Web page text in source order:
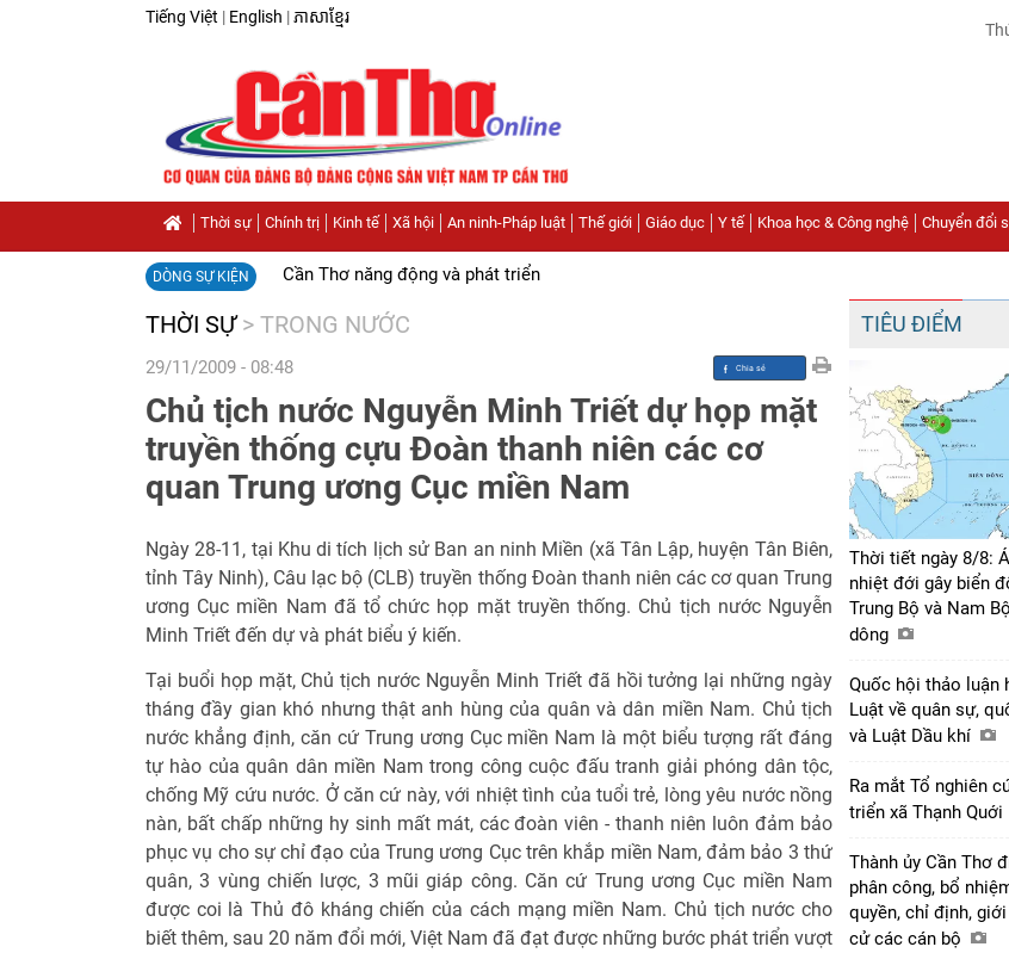
Tiếng Việt | English | ភាសាខ្មែរ
Thời sự Chính trị Kinh tế Xã hội An ninh-Pháp luật Thế giới Giáo dục Y tế Khoa học & Công nghệ Chuyển đổi
DÒNG SỰ KIỆN Cần Thơ năng động và phát triển
THỜI SỰ > TRONG NƯỚC
29/11/2009 - 08:48
Chủ tịch nước Nguyễn Minh Triết dự họp mặt
truyền thống cựu Đoàn thanh niên các cơ
quan Trung ương Cục miền Nam
Ngày 28-11, tại Khu di tích lịch sử Ban an ninh Miền (xã Tân Lập, huyện Tân Biên,
tỉnh Tây Ninh), Câu lạc bộ (CLB) truyền thống Đoàn thanh niên các cơ quan Trung
ương Cục miền Nam đã tổ chức họp mặt truyền thống. Chủ tịch nước Nguyễn
Minh Triết đến dự và phát biểu ý kiến.
Tại buổi họp mặt, Chủ tịch nước Nguyễn Minh Triết đã hồi tưởng lại những ngày
tháng đầy gian khó nhưng thật anh hùng của quân và dân miền Nam. Chủ tịch
nước khẳng định, căn cứ Trung ương Cục miền Nam là một biểu tượng rất đáng
tự hào của quân dân miền Nam trong công cuộc đấu tranh giải phóng dân tộc,
chống Mỹ cứu nước. Ở căn cứ này, với nhiệt tình của tuổi trẻ, lòng yêu nước nồng
nàn, bất chấp những hy sinh mất mát, các đoàn viên - thanh niên luôn đảm bảo
phục vụ cho sự chỉ đạo của Trung ương Cục trên khắp miền Nam, đảm bảo 3 thứ
quân, 3 vùng chiến lược, 3 mũi giáp công. Căn cứ Trung ương Cục miền Nam
được coi là Thủ đô kháng chiến của cách mạng miền Nam. Chủ tịch nước cho
biết thêm, sau 20 năm đổi mới, Việt Nam đã đạt được những bước phát triển vượt
TIÊU ĐIỂM
Thời tiết ngày 8/8:
nhiệt đới gây biển
Trung Bộ và Nam
dông
Quốc hội thảo luận
Luật về quân sự,
và Luật Dầu khí
Ra mắt Tổ nghiên
triển xã Thạnh Quới
Thành ủy Cần Thơ
phân công, bổ
quyền, chỉ định,
cử các cán bộ